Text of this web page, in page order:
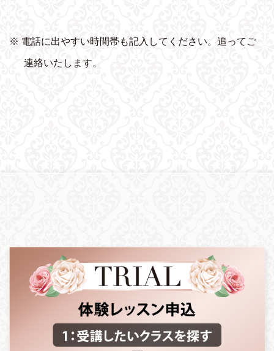
※ 電話に出やすい時間帯も記入してください。追ってご
連絡いたします。